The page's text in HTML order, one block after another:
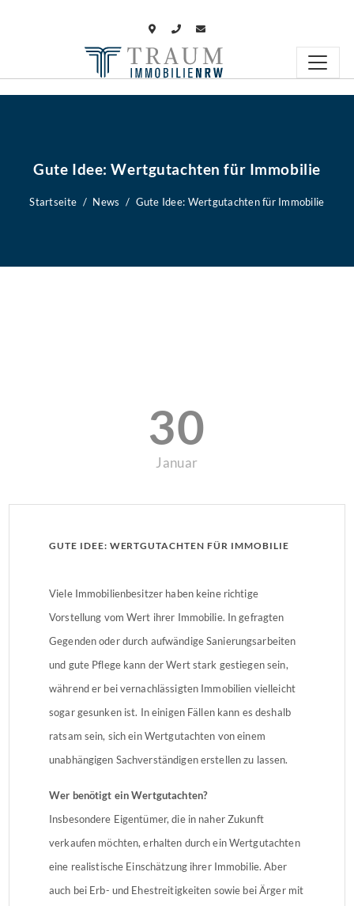
Gute Idee: Wertgutachten für Immobilie
Startseite News Gute Idee: Wertgutachten für Immobilie
30
Januar
GUTE IDEE: WERTGUTACHTEN FÜR IMMOBILIE
Viele Immobilienbesitzer haben keine richtige
Vorstellung vom Wert ihrer Immobilie. In gefragten
Gegenden oder durch aufwändige Sanierungsarbeiten
und gute Pflege kann der Wert stark gestiegen sein,
während er bei vernachlässigten Immobilien vielleicht
sogar gesunken ist. In einigen Fällen kann es deshalb
ratsam sein, sich ein Wertgutachten von einem
unabhängigen Sachverständigen erstellen zu lassen.
Wer benötigt ein Wertgutachten?
Insbesondere Eigentümer, die in naher Zukunft
verkaufen möchten, erhalten durch ein Wertgutachten
eine realistische Einschätzung ihrer Immobilie. Aber
auch bei Erb- und Ehestreitigkeiten sowie bei Ärger mit